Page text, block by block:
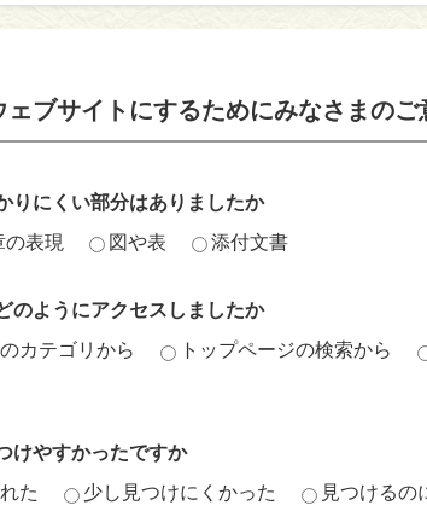
ェブサイトにするためにみなさまの
りにくい部分はありましたか
の表現 図や表 添付文書
のようにアクセスしましたか
カテゴリから
トップページの検索から
けやすかったですか
た
少し見つけにくかった 見つけるの